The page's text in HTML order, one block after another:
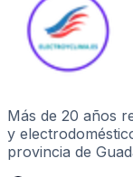
Más de 20 años
y
provincia de